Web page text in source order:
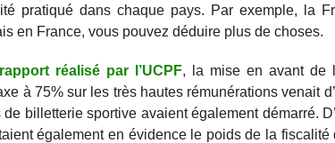
pratiqué dans chaque pays. Par exemple, la
en France, vous pouvez déduire plus de choses.
réalisé par l’UCPF, la mise en avant de
à 75% sur les très hautes rémunérations venait
billetterie sportive avaient également démarré.
également en évidence le poids de la